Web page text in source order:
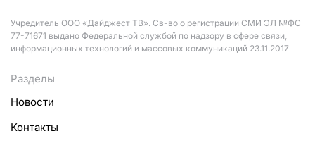
Учредитель ООО «Дайджест ТВ». Св-во о регистрации СМИ ЭЛ №ФС
77-71671 выдано Федеральной службой по надзору в сфере связи,
информационных технологий и массовых коммуникаций 23.11.2017
Разделы
Новости
Контакты